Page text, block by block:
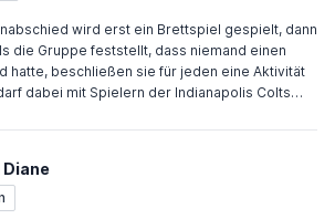
sagt Ron, dass sie ihn liebt, was er erwidert.
erfolglos Basketball bei, weil seine Kunden
wird erst ein Brettspiel gespielt, dann
die Gruppe feststellt, dass niemand einen
hatte, beschließen sie für jeden eine Aktivität
dabei mit Spielern der Indianapolis Colts
auf dem Grubengrundstück beginnt. Um den
war und gräbt die Artefakte mit Ann und April
nicht alle und Leslie hatte betrunken
Diane